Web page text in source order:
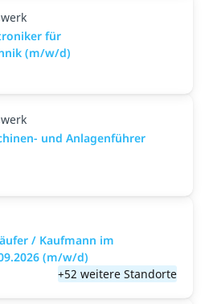
für
(m/w/d)
und Anlagenführer
/ Kaufmann im
(m/w/d)
+52 weitere Standorte